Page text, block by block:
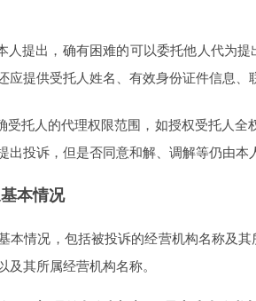
人提出，确有困难的可以委托他人代为
应提供受托人姓名、有效身份证件信息、
受托人的代理权限范围，如授权受托人全
出投诉，但是否同意和解、调解等仍由本
本情况
本情况，包括被投诉的经营机构名称及
及其所属经营机构名称。